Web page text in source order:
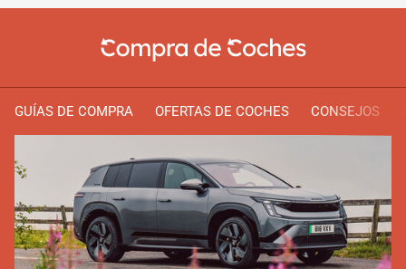
GUÍAS DE COMPRA OFERTAS DE COCHES CONSEJOS